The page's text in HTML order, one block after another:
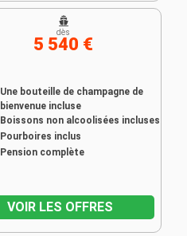
Une bouteille de champagne de
bienvenue incluse
Boissons non alcoolisées incluses
Pourboires inclus
Pension complète
dès
5 540 €
VOIR LES OFFRES